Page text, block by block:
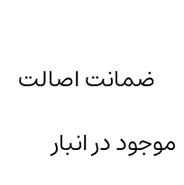
ضمانت اصالت
موجود در انبار